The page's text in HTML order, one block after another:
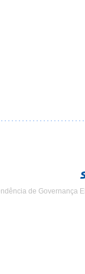
de Governança